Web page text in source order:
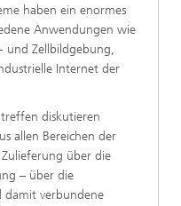
haben ein enormes
Anwendungen wie
und Zellbildgebung,
Internet der
diskutieren
allen Bereichen der
über die
– über die
damit verbundene